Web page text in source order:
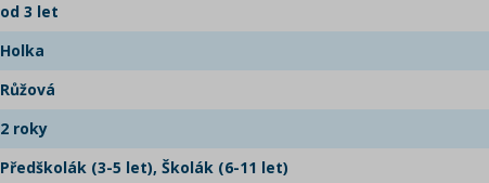
od 3 let
Holka
Růžová
2 roky
Předškolák (3-5 let), Školák (6-11 let)